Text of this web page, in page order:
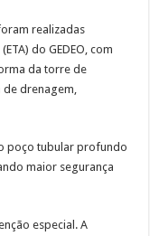
realizadas
do GEDEO, com
da torre de
drenagem,
poço tubular profundo
maior segurança
especial. A